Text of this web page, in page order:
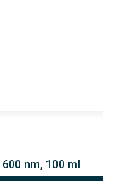
nm, 100 ml